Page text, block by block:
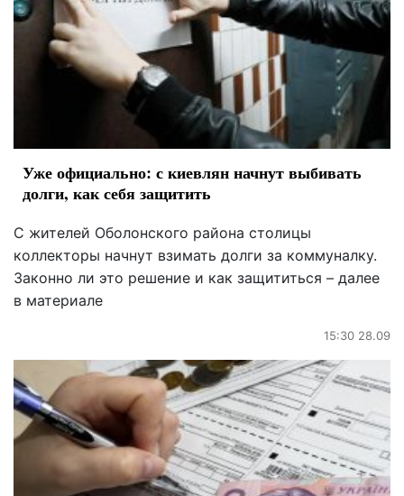
Уже официально: с киевлян начнут выбивать
долги, как себя защитить
С жителей Оболонского района столицы
коллекторы начнут взимать долги за коммуналку.
Законно ли это решение и как защититься – далее
в материале
15:30 28.09